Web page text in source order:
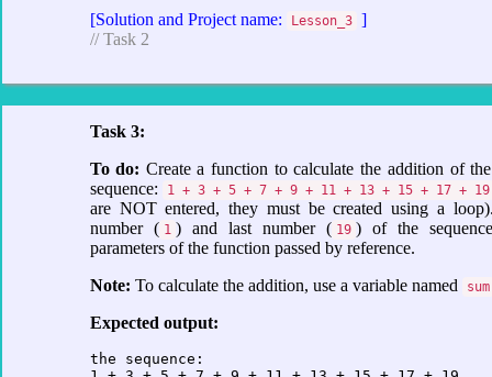
[Solution and Project name: Lesson_3 ]
// Task 2
Task 3:
To do: Create a function to calculate the addition of
sequence:
1 + 3 + 5 + 7 + 9 + 11 + 13 + 15 + 17 + 19
are NOT entered, they must be created using a
number ( 1 ) and last number ( 19 ) of the
parameters of the function passed by reference.
Note: To calculate the addition, use a variable named sum
Expected output:
the sequence: